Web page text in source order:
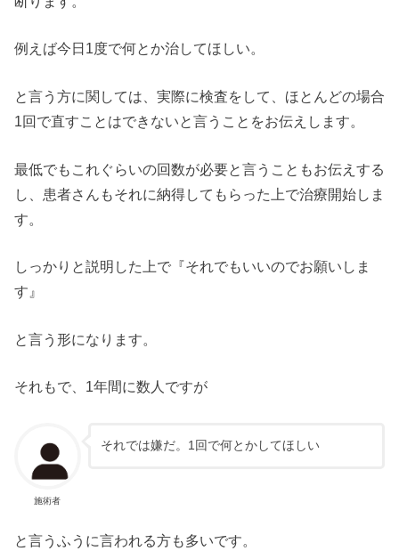
例えば今日1度で何とか治してほしい。
と言う方に関しては、実際に検査をして、ほとんどの場合
1回で直すことはできないと言うことをお伝えします。
最低でもこれぐらいの回数が必要と言うこともお伝えする
し、患者さんもそれに納得してもらった上で治療開始しま
す。
しっかりと説明した上で『それでもいいのでお願いしま
す』
と言う形になります。
それもで、1年間に数人ですが
施術者
それでは嫌だ。1回で何とかしてほしい
と言うふうに言われる方も多いです。